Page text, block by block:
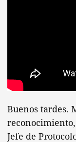
Buenos tardes.
Jefe de